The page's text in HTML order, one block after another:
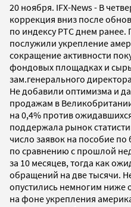
20 ноября. IFX-News - В
коррекция вниз после
по индексу РТС днем
послужили укрепление
сокращение активности
фондовых площадках и
зам.генерального
Не добавили оптимизма и
продажам в
на 0,4% против
поддержала рынок
число заявок на пособие
по сравнению с прошлой
за 10 месяцев, тогда как
обращений на две тысячи.
опустились немногим ниже
на фоне укрепления